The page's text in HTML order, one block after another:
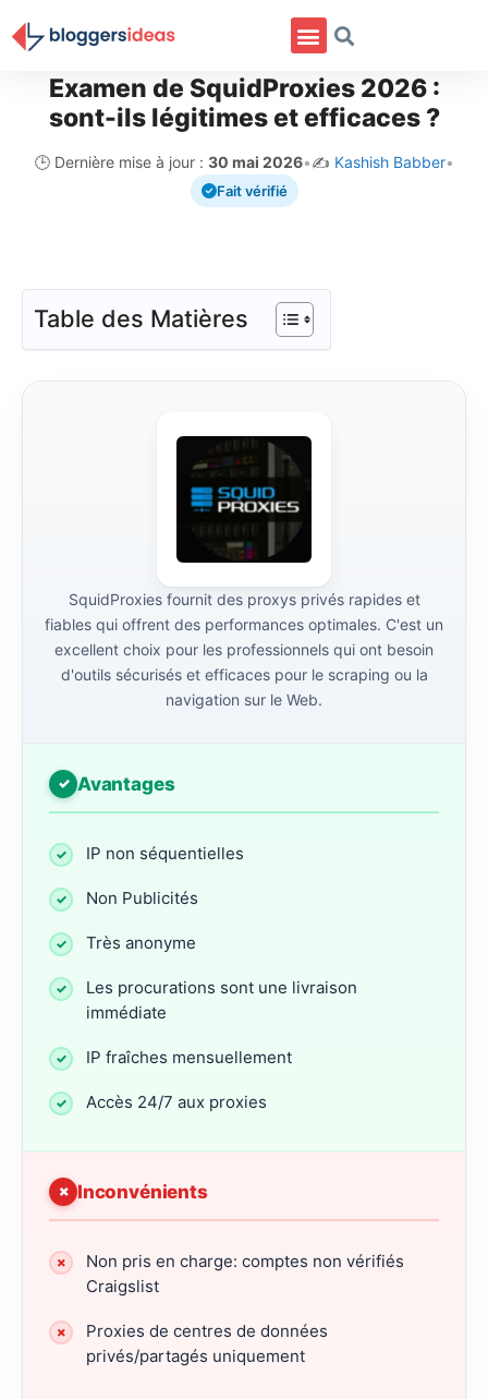
Examen de SquidProxies 2026 :
sont-ils légitimes et efficaces ?
🕒 Dernière mise à jour : 30 mai 2026•✍️ Kashish Babber•
Fait vérifié
Table des Matières
SquidProxies fournit des proxys privés rapides et
fiables qui offrent des performances optimales. C'est un
excellent choix pour les professionnels qui ont besoin
d'outils sécurisés et efficaces pour le scraping ou la
navigation sur le Web.
Avantages
IP non séquentielles
Non Publicités
Très anonyme
Les procurations sont une livraison
immédiate
IP fraîches mensuellement
Accès 24/7 aux proxies
Inconvénients
Non pris en charge: comptes non vérifiés
Craigslist
Proxies de centres de données
privés/partagés uniquement